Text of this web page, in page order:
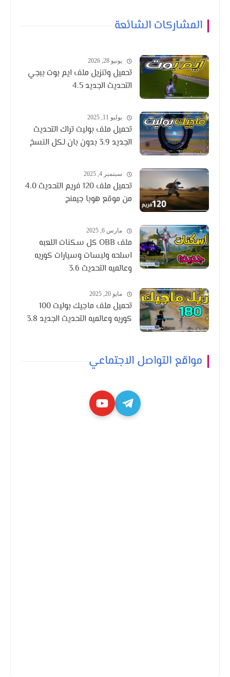
المشاركات الشائعة
يونيو 28, 2026
تحميل وتنزيل ملف ايم بوت ببجي
التحديث الجديد 4.5
يوليو 11, 2025
تحميل ملف بوليت تراك التحديث
الجديد 3.9 بدون بان لكل النسخ
سبتمبر 4, 2025
تحميل ملف 120 فريم التحديث 4.0
من موقع هوبا جيمنج
مارس 6, 2025
ملف OBB كل سكنات اللعبه
اسلحه ولبسات وسيارات كوريه
وعالميه التحديث 3.6
مايو 20, 2025
تحميل ملف ماجيك بوليت 100
كوريه وعالميه التحديث الجديد 3.8
مواقع التواصل الاجتماعي